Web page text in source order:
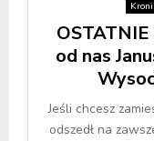
od nas
Jeśli chcesz
odszedł na